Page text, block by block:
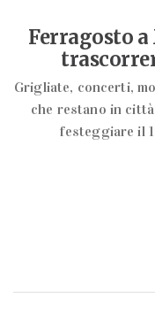
Ferragosto a
Grigliate, concerti,
che restano in
festeggiare il